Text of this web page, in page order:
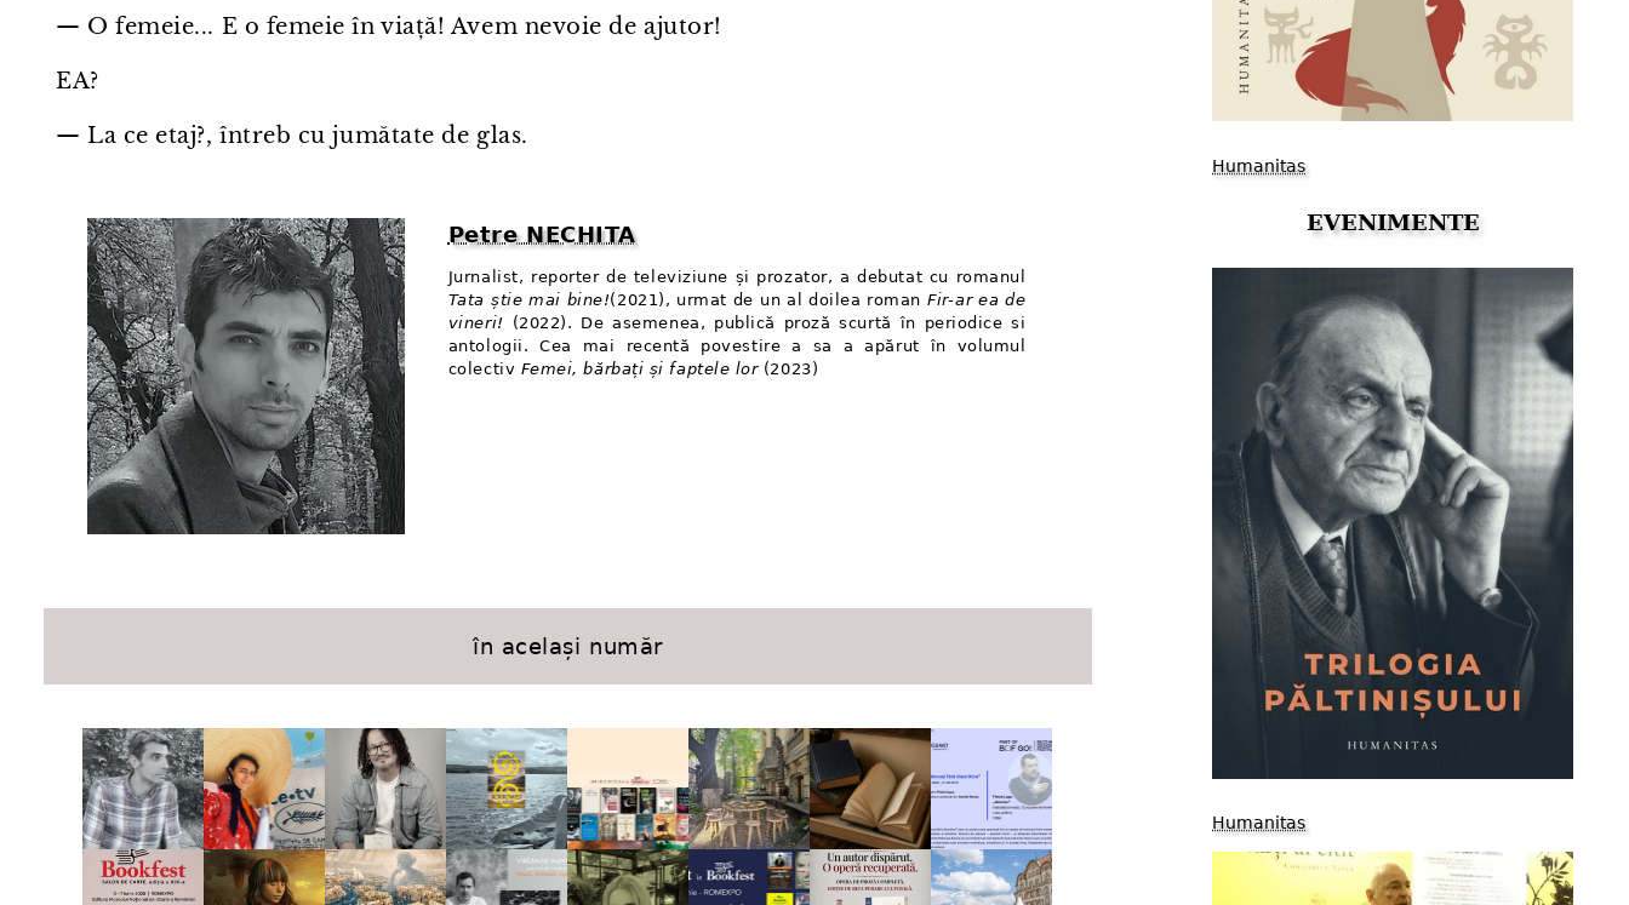
— O femeie... E o femeie în viață! Avem nevoie de ajutor!
EA?
— La ce etaj?, întreb cu jumătate de glas.
Petre NECHITA
Jurnalist, reporter de televiziune și prozator, a debutat cu romanul
Tata știe mai bine!(2021), urmat de un al doilea romanFir⁠-⁠ar ea de
vineri!
(2022). De asemenea, publică proză scurtă în periodice si
antologii. Cea mai recentă povestire a sa a apărut în volumul
colectiv Femei, bărbați și faptele lor(2023)
în același număr
Humanitas
EVENIMENTE
Humanitas